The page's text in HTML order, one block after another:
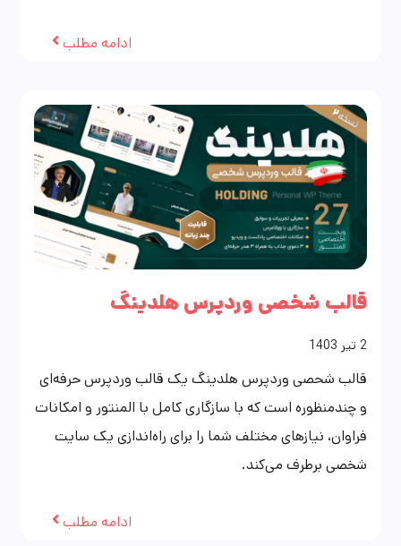
ادامه مطلب
قالب شخصی وردپرس هلدینگ
2 تیر 1403
قالب شحصی وردپرس هلدینگ یک قالب وردپرس حرفه‌ای
و چندمنظوره است که با سازگاری کامل با المنتور و امکانات
فراوان، نیازهای مختلف شما را برای راه‌اندازی یک سایت
شخصی برطرف می‌کند.
ادامه مطلب